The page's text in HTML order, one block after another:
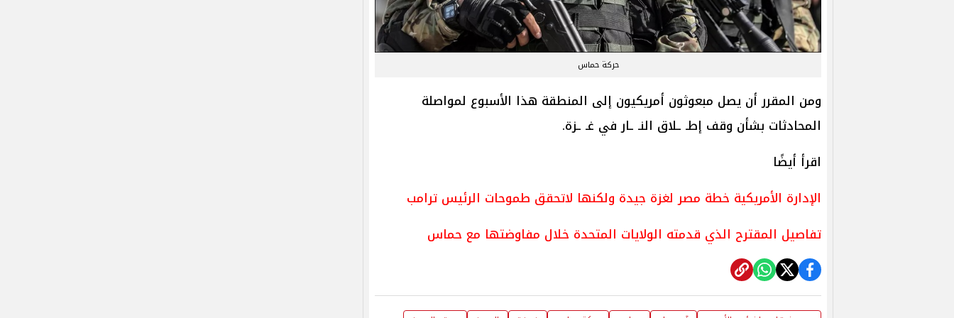
حركة حماس
ومن المقرر أن يصل مبعوثون أمريكيون إلى المنطقة هذا الأسبوع لمواصلة
المحادثات بشأن وقف إطـ ـلاق النـ ـار في غـ ـزة.
اقرأ أيضًا
الإدارة الأمريكية خطة مصر لغزة جيدة ولكنها لاتحقق طموحات الرئيس ترامب
تفاصيل المقترح الذي قدمته الولايات المتحدة خلال مفاوضتها مع حماس